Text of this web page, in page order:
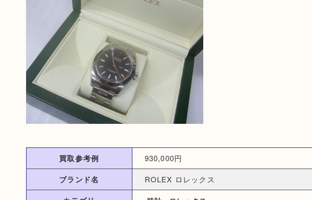
買取参考例 930,000円
ブランド名 ROLEX ロレックス